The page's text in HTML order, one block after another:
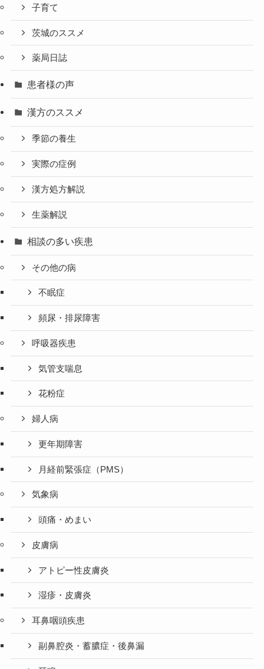
子育て
茨城のススメ
薬局日誌
患者様の声
漢方のススメ
季節の養生
実際の症例
漢方処方解説
生薬解説
相談の多い疾患
その他の病
不眠症
頻尿・排尿障害
呼吸器疾患
気管支喘息
花粉症
婦人病
更年期障害
月経前緊張症（PMS）
気象病
頭痛・めまい
皮膚病
アトピー性皮膚炎
湿疹・皮膚炎
耳鼻咽頭疾患
副鼻腔炎・蓄膿症・後鼻漏